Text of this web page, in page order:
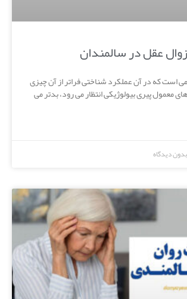
زوال عقل در سالمندان
است که در آن عملکرد شناختی فراتر از آن چیزی
معمول پیری بیولوژیکی انتظار می رود، بدتر می
بدون دیدگاه